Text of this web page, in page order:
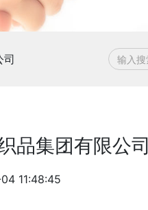
司
品集团有限公司
11:48:45